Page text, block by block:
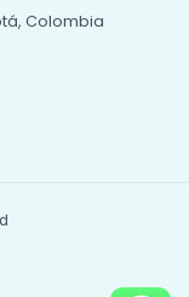
Colombia